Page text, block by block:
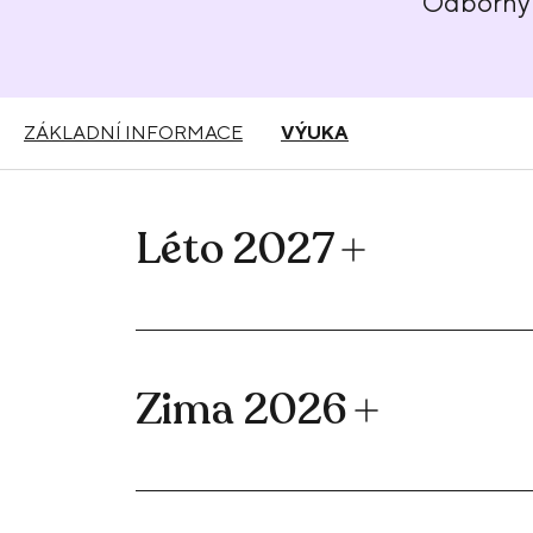
ZÁKLADNÍ INFORMACE VÝUKA
Léto 2027
Zima 2026